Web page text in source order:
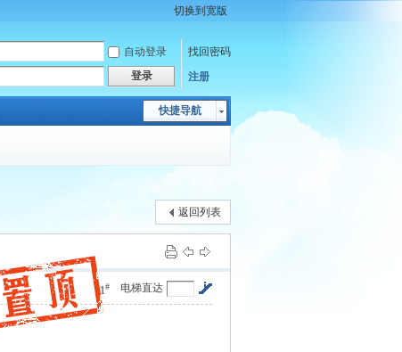
切换到宽版
自动登录
找回密码
登录 注册
快捷导航
返回列表
电梯直达
1#